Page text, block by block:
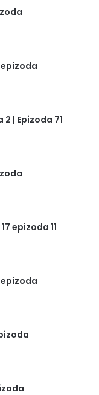
| Epizoda 71
epizoda 11